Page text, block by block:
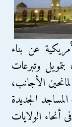
عن بناء
وتبرعات
الأجانب،
الجديدة
الولايات